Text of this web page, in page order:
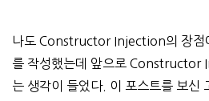
나도 Constructor Injection의 장점
를 작성했는데 앞으로 Constructor
는 생각이 들었다. 이 포스트를 보신